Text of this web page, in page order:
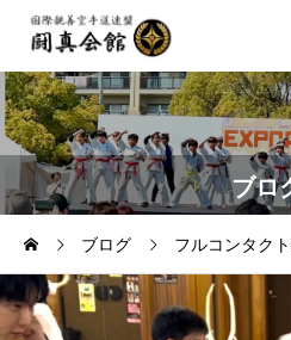
ブロ
ブログ フルコンタク